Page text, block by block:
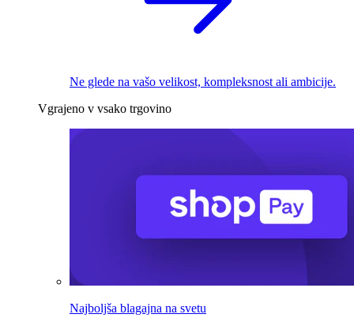
Ne glede na vašo velikost, kompleksnost ali ambicije.
Vgrajeno v vsako trgovino
Najboljša blagajna na svetu